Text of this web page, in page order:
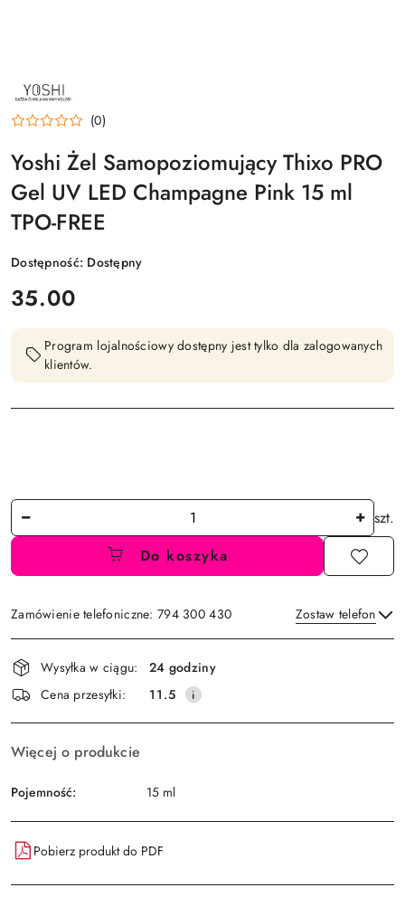
NAZWA
PRODUCENTA:
YOSHI
(0)
Yoshi Żel Samopoziomujący Thixo PRO
Gel UV LED Champagne Pink 15 ml
TPO-FREE
Dostępność: Dostępny
cena:
35.00
Program lojalnościowy dostępny jest tylko dla zalogowanych
klientów.
Ilość
szt.
Do koszyka
Zamówienie telefoniczne: 794 300 430 Zostaw telefon
Wyślij
Dostępność
i
dostawa
Wysyłka w ciągu:
24 godziny
Cena przesyłki:
11.5
Więcej o produkcie
Pojemność: 15 ml
Pobierz produkt do PDF